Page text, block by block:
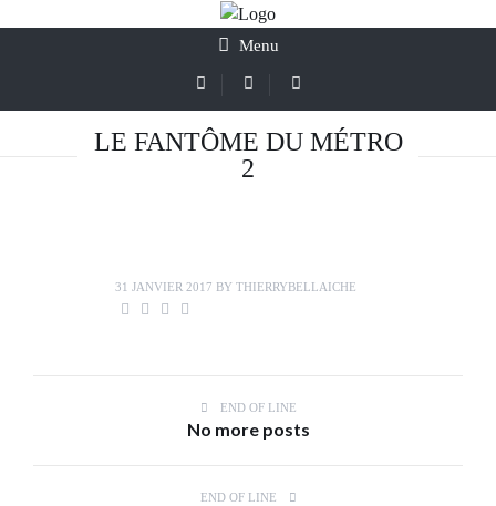
Menu
LE FANTÔME DU MÉTRO
2
31 JANVIER 2017 BY THIERRYBELLAICHE
END OF LINE
No more posts
END OF LINE